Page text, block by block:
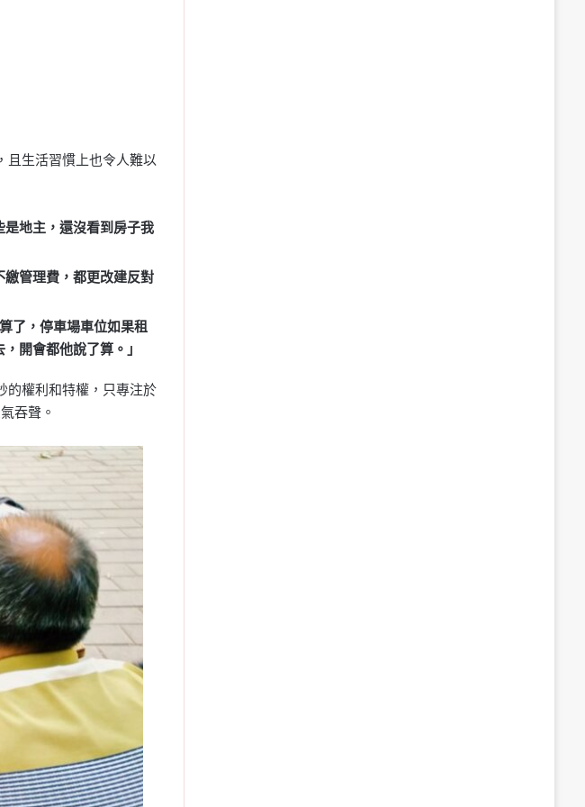
且生活習慣上也令人難以
是地主，還沒看到房子我
繳管理費，都更改建反對
了，停車場車位如果租
開會都他說了算。」
的權利和特權，只專注於
吞聲。